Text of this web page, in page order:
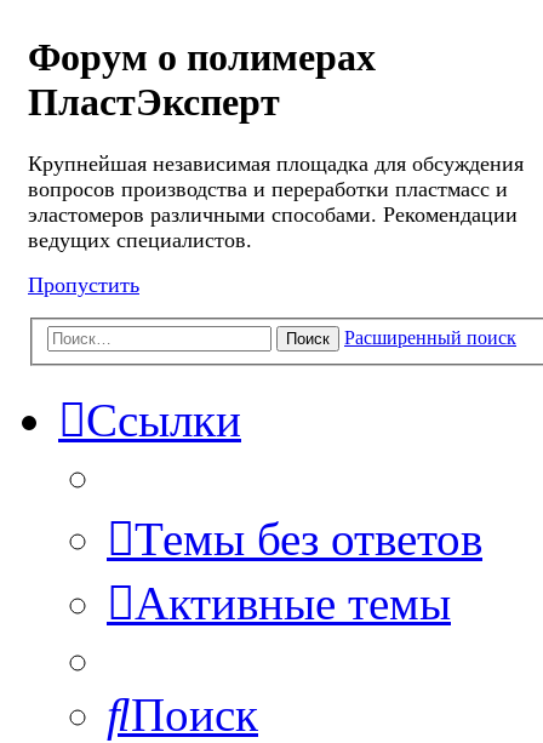
Форум о полимерах
ПластЭксперт
Крупнейшая независимая площадка для обсуждения
вопросов производства и переработки пластмасс и
эластомеров различными способами. Рекомендации
ведущих специалистов.
Пропустить
Поиск Расширенный поиск
Ссылки
Темы без ответов
Активные темы
Поиск